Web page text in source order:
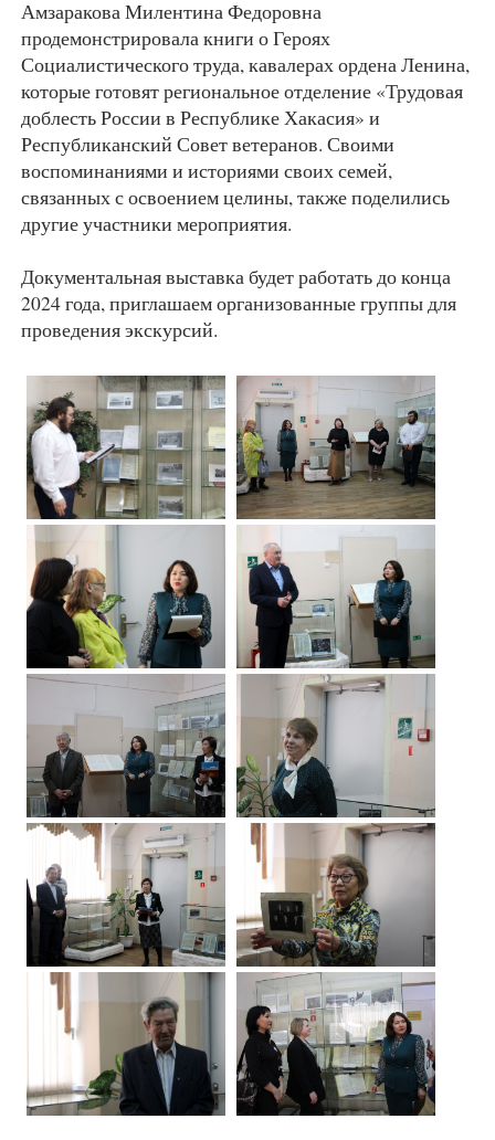
Амзаракова Милентина Федоровна
продемонстрировала книги о Героях
Социалистического труда, кавалерах ордена Ленина,
которые готовят региональное отделение «Трудовая
доблесть России в Республике Хакасия» и
Республиканский Совет ветеранов. Своими
воспоминаниями и историями своих семей,
связанных с освоением целины, также поделились
другие участники мероприятия.
Документальная выставка будет работать до конца
2024 года, приглашаем организованные группы для
проведения экскурсий.